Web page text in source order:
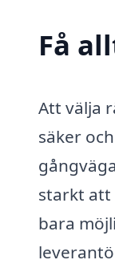
Få
Att välja
säker
starkt att
bara